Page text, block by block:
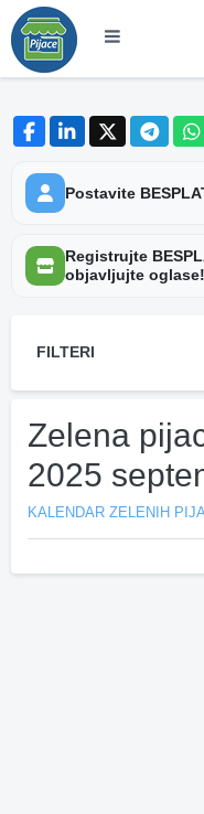
Postavite
Registrujte
objavljujte oglase!
FILTERI
Zelena
2025
KALENDAR ZELENIH